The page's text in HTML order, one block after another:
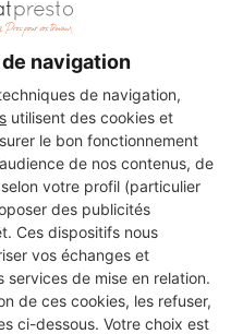
navigation
de navigation,
utilisent des cookies et
le bon fonctionnement
de nos contenus, de
votre profil (particulier
des publicités
Ces dispositifs nous
vos échanges et
de mise en relation.
de ces cookies, les refuser,
ci-dessous. Votre choix est
UN DEVIS